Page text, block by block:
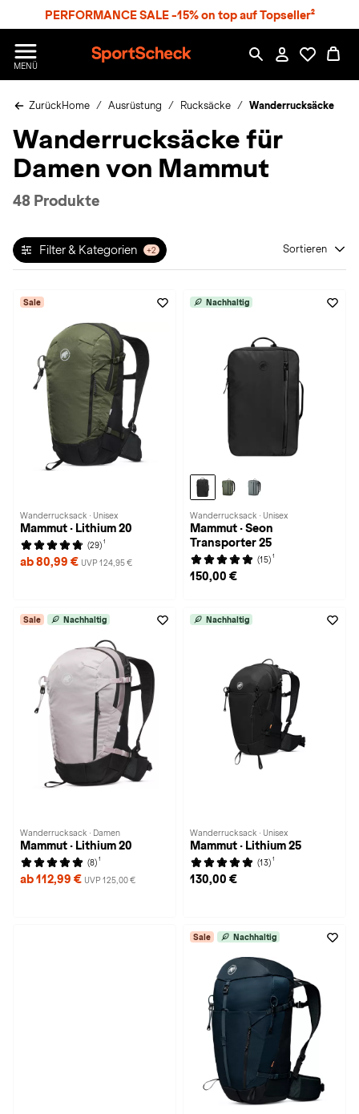
PERFORMANCE SALE -15% on top auf Topseller²
MENÜ
p
r
S
h
c
ZurückHome Ausrüstung Rucksäcke Wanderrucksäcke
Wanderrucksäcke für
Damen von Mammut
48 Produkte
Filter & Kategorien +2 Sortieren
Sale
Wanderrucksack · Unisex
Mammut · Lithium 20
(29) 1
ab 80,99 € UVP 124,95 €
Nachhaltig
Wanderrucksack · Unisex
Mammut · Seon
Transporter 25
(15) 1
150,00 €
Sale Nachhaltig
Wanderrucksack · Damen
Mammut · Lithium 20
(8) 1
ab 112,99 € UVP 125,00 €
Nachhaltig
Wanderrucksack · Unisex
Mammut · Lithium 25
(13) 1
130,00 €
Sale Nachhaltig